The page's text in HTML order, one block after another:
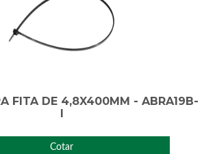
FITA DE 4,8X400MM - ABRA19B-
I
Cotar